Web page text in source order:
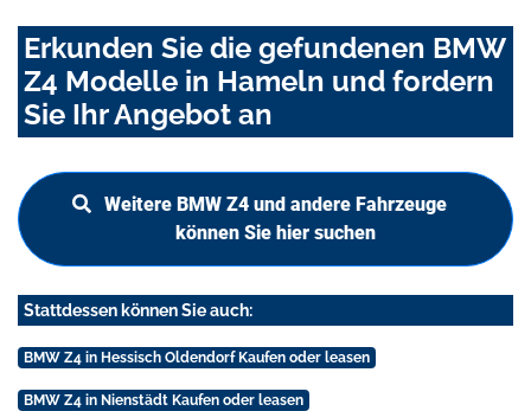
Erkunden Sie die gefundenen BMW
Z4 Modelle in Hameln und fordern
Sie Ihr Angebot an
Weitere BMW Z4 und andere Fahrzeuge
können Sie hier suchen
Stattdessen können Sie auch:
BMW Z4 in Hessisch Oldendorf Kaufen oder leasen
BMW Z4 in Nienstädt Kaufen oder leasen